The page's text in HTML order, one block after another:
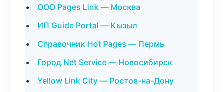
ООО Pages Link — Москва
ИП Guide Portal — Кызыл
Справочник Hot Pages — Пермь
Город Net Service — Новосибирск
Yellow Link City — Ростов-на-Дону